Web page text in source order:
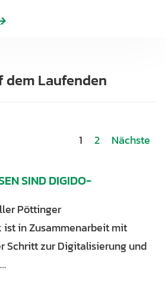
dem Laufenden
1
2
Nächste
SIND DIGIDO-
Pöttinger
ist in Zusammenarbeit mit
Schritt zur Digitalisierung und